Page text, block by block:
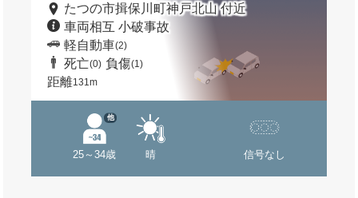
たつの市揖保川町神戸北山 付近
車両相互 小破事故
軽自動車(2)
死亡(0) 負傷(1)
距離131m
25～34歳
他
晴 信号なし